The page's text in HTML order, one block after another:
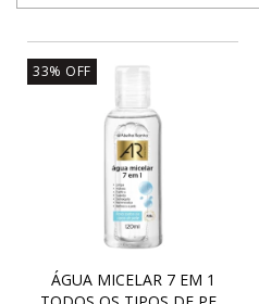
33% OFF
ÁGUA MICELAR 7 EM 1